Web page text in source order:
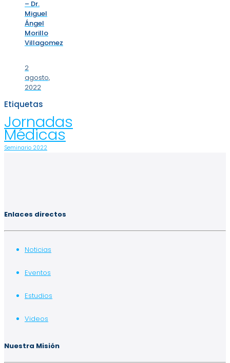
– Dr.
Miguel
Ángel
Morillo
Villagomez
2
agosto,
2022
Etiquetas
Jornadas
Médicas
Seminario 2022
Enlaces directos
Noticias
Eventos
Estudios
Videos
Nuestra Misión